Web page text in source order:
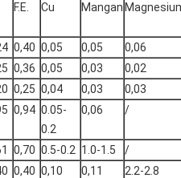
F.E. Cu Mangan
0,40 0,05 0,05 0,06
0,36 0,05 0,03 0,02
0,25 0,04 0,03 0,03
0,94 0.05-
0.2
0,06 /
0,70 0.5-0.2 1.0-1.5 /
0,40 0,10 0,11 2.2-2.8